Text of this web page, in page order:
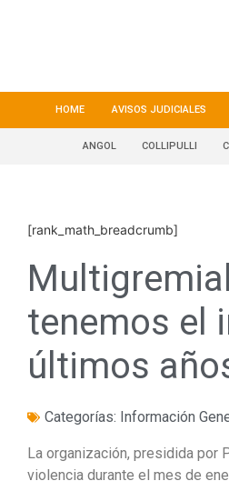
HOME AVISOS JUDICIALES
ANGOL COLLIPULLI
[rank_math_breadcrumb]
tenemos el
últimos
Categorías: Información
La organización, presidida por
violencia durante el mes de